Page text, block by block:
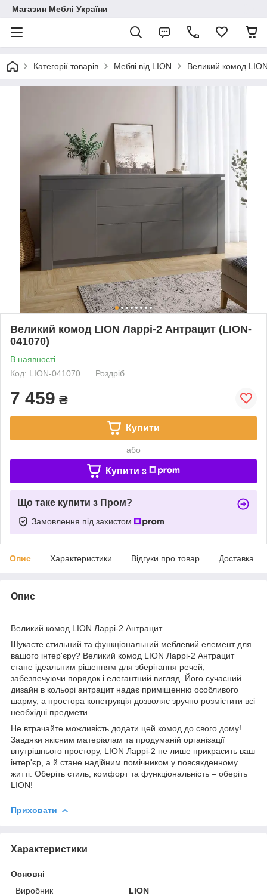
Магазин Меблі України
Категорії товарів Меблі від LION Великий комод
Великий комод LION Ларрі-2 Антрацит (LION-
041070)
В наявності
Код: LION-041070
Роздріб
7 459 ₴
Купити
або
Купити з
Що таке купити з Пром?
Замовлення під захистом
Опис Характеристики Відгуки про товар Доставка
Опис
Великий комод LION Ларрі-2 Антрацит
Шукаєте стильний та функціональний меблевий елемент для
вашого інтер'єру? Великий комод LION Ларрі-2 Антрацит
стане ідеальним рішенням для зберігання речей,
забезпечуючи порядок і елегантний вигляд. Його сучасний
дизайн в кольорі антрацит надає приміщенню особливого
шарму, а простора конструкція дозволяє зручно розмістити всі
необхідні предмети.
Не втрачайте можливість додати цей комод до свого дому!
Завдяки якісним матеріалам та продуманій організації
внутрішнього простору, LION Ларрі-2 не лише прикрасить ваш
інтер'єр, а й стане надійним помічником у повсякденному
житті. Оберіть стиль, комфорт та функціональність – оберіть
LION!
Приховати
Характеристики
Основні
Виробник
LION